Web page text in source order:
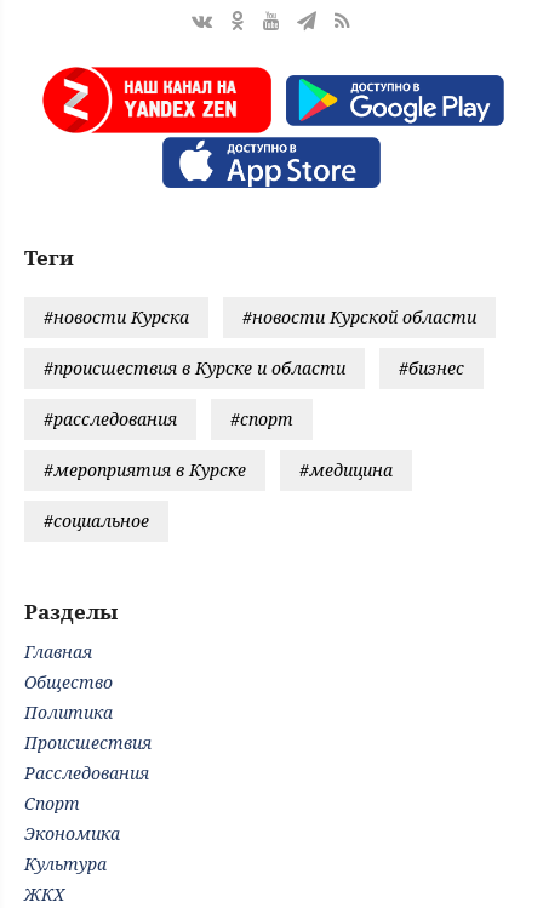
Теги
#новости Курска #новости Курской области
#происшествия в Курске и области #бизнес
#расследования #спорт
#мероприятия в Курске #медицина
#социальное
Разделы
Главная
Общество
Политика
Происшествия
Расследования
Спорт
Экономика
Культура
ЖКХ